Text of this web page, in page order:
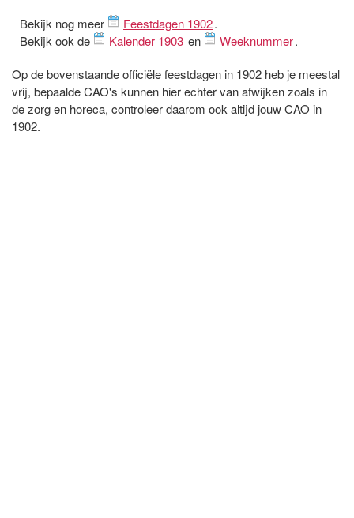
Bekijk nog meer
Feestdagen 1902.
Bekijk ook de
Kalender 1903 en Weeknummer.
Op de bovenstaande officiële feestdagen in 1902 heb je meestal
vrij, bepaalde CAO's kunnen hier echter van afwijken zoals in
de zorg en horeca, controleer daarom ook altijd jouw CAO in
1902.